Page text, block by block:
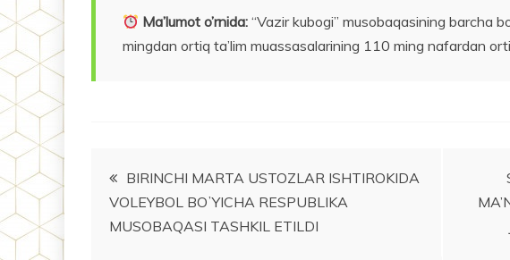
Ma’lumot o’rnida: “Vazir kubogi” musobaqasining barcha
mingdan ortiq ta’lim muassasalarining 110 ming nafardan
Post
menyusi
BIRINCHI MARTA USTOZLAR ISHTIROKIDA
VOLEYBOL BOʼYICHA RESPUBLIKA
MUSOBAQASI TASHKIL ETILDI